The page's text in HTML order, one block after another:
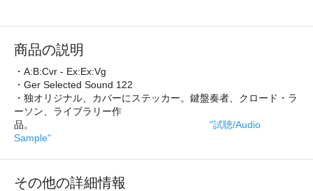
商品の説明
・A:B:Cvr - Ex:Ex:Vg
・Ger Selected Sound 122
・独オリジナル、カバーにステッカー。鍵盤奏者、クロード・ラ
ーソン、ライブラリー作
品。 "試聴/Audio
Sample"
その他の詳細情報